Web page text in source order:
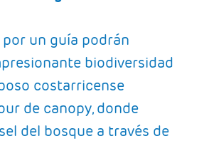
un guía podrán
biodiversidad
costarricense
de canopy, donde
del bosque a través de